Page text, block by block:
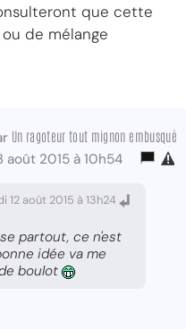
que cette
de mélange
Un ragoteur tout mignon embusqué
août 2015 à 10h54
12 août 2015 à 13h24
partout, ce n'est
idée va me
boulot